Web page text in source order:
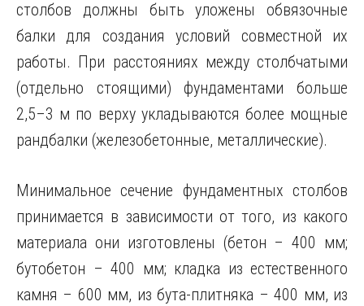
столбов должны быть уложены обвязочные
балки для создания условий совместной их
работы. При расстояниях между столбчатыми
(отдельно стоящими) фундаментами больше
2,5–3 м по верху укладываются более мощные
рандбалки (железобетонные, металлические).
Минимальное сечение фундаментных столбов
принимается в зависимости от того, из какого
материала они изготовлены (бетон – 400 мм;
бутобетон – 400 мм; кладка из естественного
камня – 600 мм, из бута-плитняка – 400 мм, из